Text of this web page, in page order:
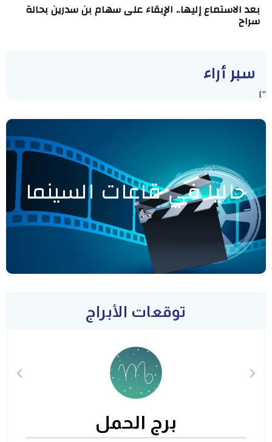
بعد الاستماع إليها.. الإبقاء على سهام بن سدرين بحالة
سراح
سبر أراء
"]
حاليا في قاعات السينما
توقعات الأبراج
برج الحمل